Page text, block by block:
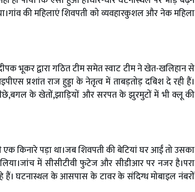
की महिलाएं शिवपती को व्यवहारकुशल और नेक महिला
भूकर द्वारा गठित टीम समेत स्वाट टीम ने खेत-खलिहान से
प्रशांत राज हुड्डा के नेतृत्व में ताबड़तोड़ दबिश दे रही हैं।
के खेतों,झाड़ियाें और सरपत के झुरमुटों में भी क्लू की
एक किनारे पड़ा था।जब शिवपती की बेटियां घर आईं तो उसका
में सीसीटीवी फुटेज और सीडीआर पर नजर है।परा
हैं। घटनास्थल के आसपास के टावर के संदिग्ध मोबाइल नंबरों